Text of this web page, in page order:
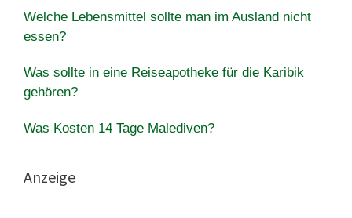
Welche Lebensmittel sollte man im Ausland nicht
essen?
Was sollte in eine Reiseapotheke für die Karibik
gehören?
Was Kosten 14 Tage Malediven?
Anzeige